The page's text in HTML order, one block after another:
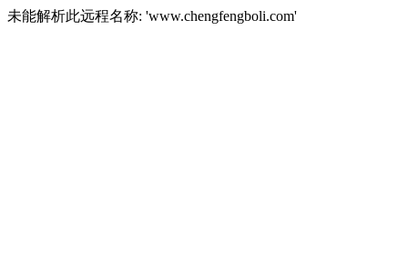
未能解析此远程名称: 'www.chengfengboli.com'